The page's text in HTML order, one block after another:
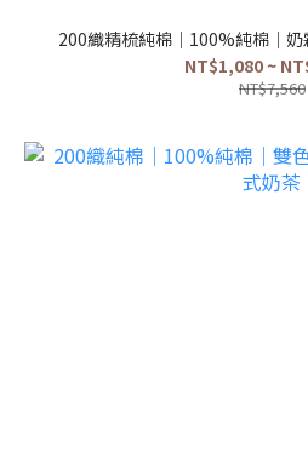
200織精梳純棉｜100%純棉｜
NT$1,080 ~
NT$7,560